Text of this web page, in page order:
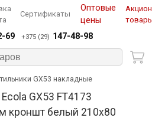
Сертификаты
Оптовые
цены
69 +375 (29) 147-48-98
GX53 накладные
GX53 FT4173
кроншт белый 210х80